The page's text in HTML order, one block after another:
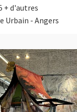
+ d'autres
Urbain - Angers
l'évènement :